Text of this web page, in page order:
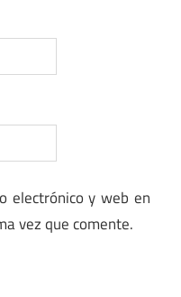
electrónico y web en
vez que comente.